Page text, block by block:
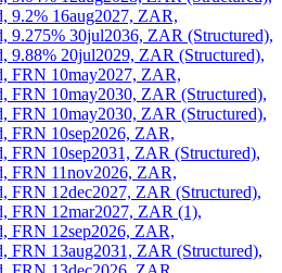
9.2% 16aug2027, ZAR,
9.275% 30jul2036, ZAR (Structured),
9.88% 20jul2029, ZAR (Structured),
FRN 10may2027, ZAR,
FRN 10may2030, ZAR (Structured),
FRN 10may2030, ZAR (Structured),
FRN 10sep2026, ZAR,
FRN 10sep2031, ZAR (Structured),
FRN 11nov2026, ZAR,
FRN 12dec2027, ZAR (Structured),
FRN 12mar2027, ZAR (1),
FRN 12sep2026, ZAR,
FRN 13aug2031, ZAR (Structured),